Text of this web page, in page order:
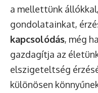
a mellettünk
gondolatainkat,
kapcsolódás, még
gazdagítja az
elszigeteltség
különösen